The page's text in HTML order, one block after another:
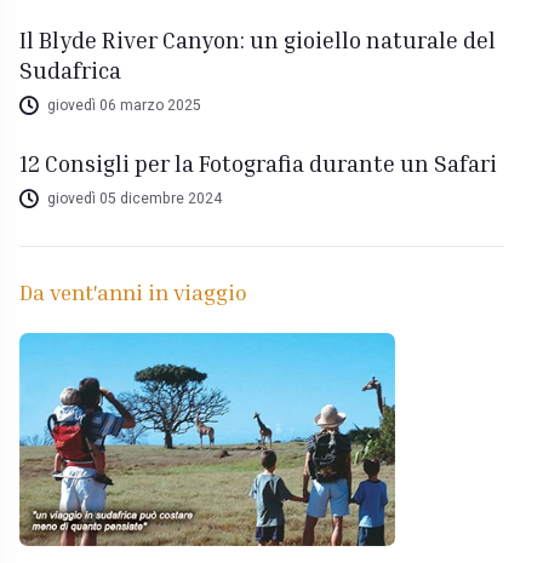
Il Blyde River Canyon: un gioiello naturale del
Sudafrica
giovedì 06 marzo 2025
12 Consigli per la Fotografia durante un Safari
giovedì 05 dicembre 2024
Da vent'anni in viaggio